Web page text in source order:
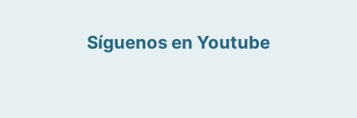
Síguenos en Youtube